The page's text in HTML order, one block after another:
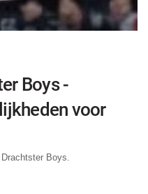
Boys -
voor
Boys.